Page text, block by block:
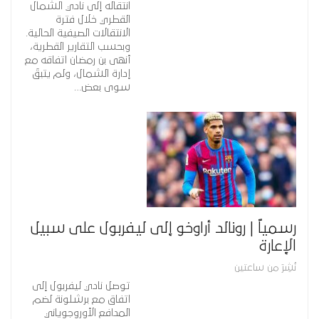
انتقاله إلى نادي الشمال
القطري خلال فترة
الانتقالات الصيفية الحالية.
وبحسب التقارير القطرية،
أنهى بن رمضان اتفاقه مع
إدارة الشمال، ولم يتبقَ
سوى بعض…
رسمياً | رونالد أراوخو إلى ليفربول على سبيل
الإعارة
نُشِرَ من ساعتين
توصل نادي ليفربول إلى
اتفاق مع برشلونة لضم
المدافع الأوروجوياني